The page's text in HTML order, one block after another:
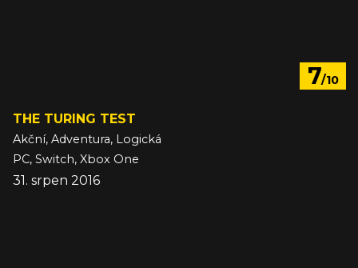
7/10
THE TURING TEST
Akční, Adventura, Logická
PC, Switch, Xbox One
31. srpen 2016